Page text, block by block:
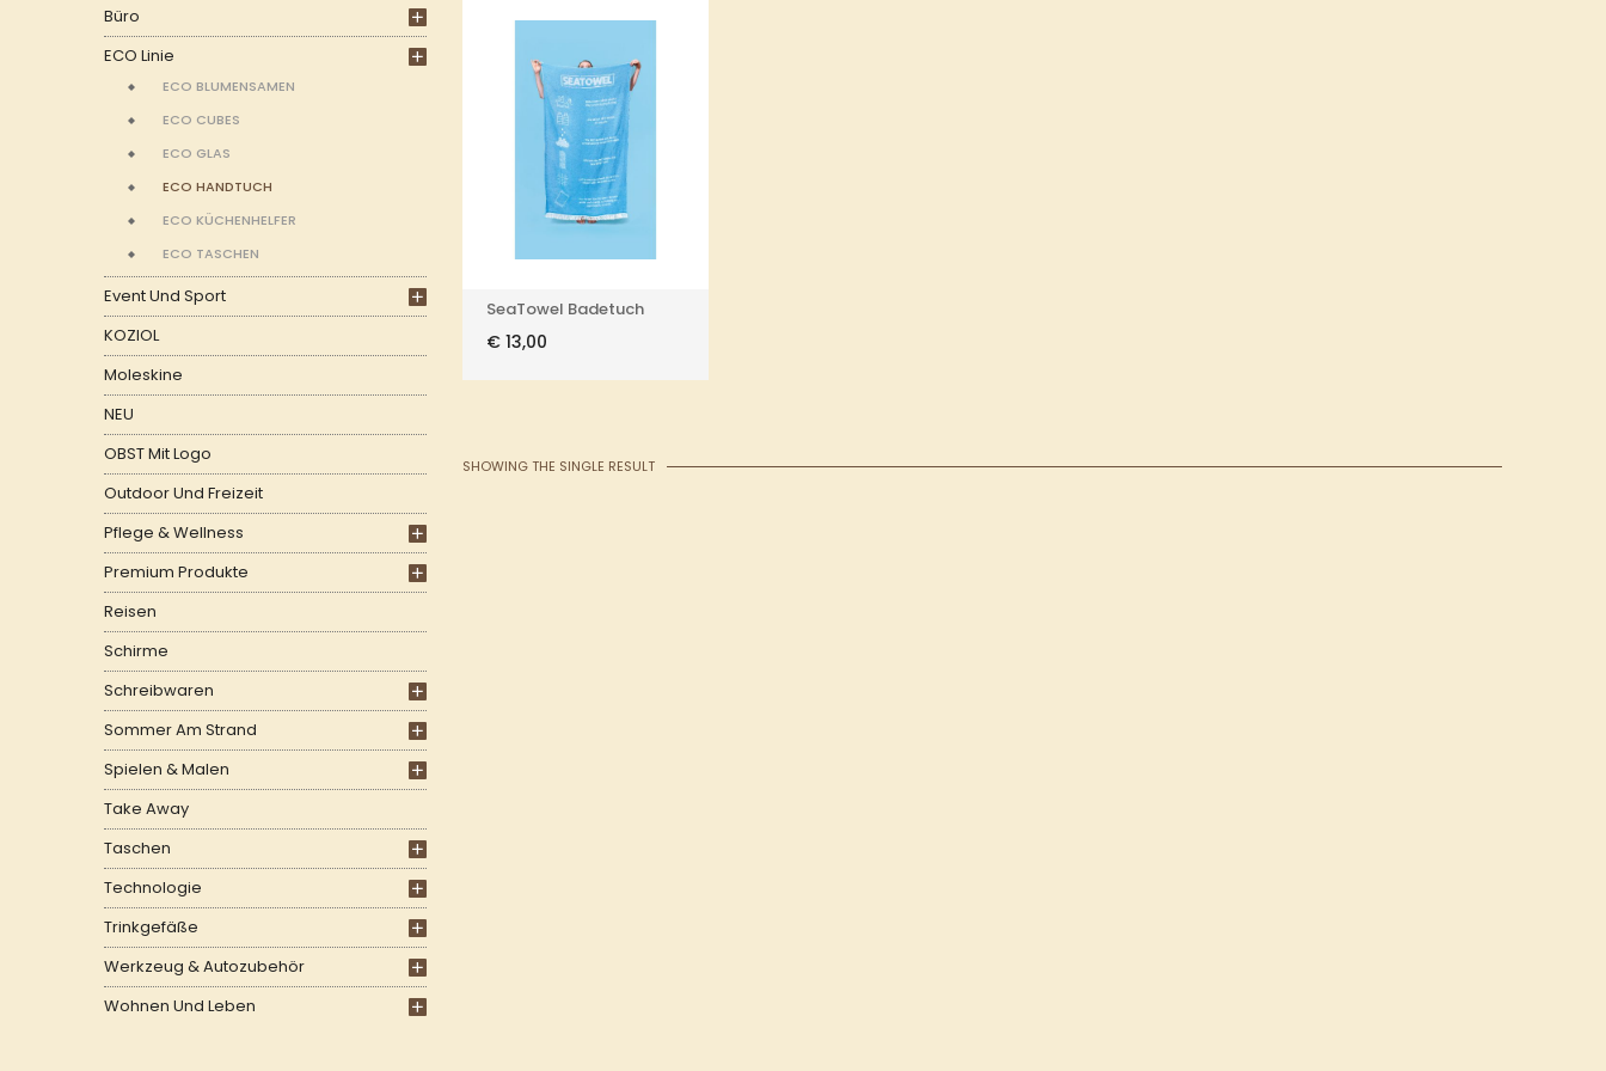
Büro
ECO Linie
ECO BLUMENSAMEN
ECO CUBES
ECO GLAS
ECO HANDTUCH
ECO KÜCHENHELFER
ECO TASCHEN
Event Und Sport
KOZIOL
Moleskine
NEU
OBST Mit Logo
Outdoor Und Freizeit
Pflege & Wellness
Premium Produkte
Reisen
Schirme
Schreibwaren
Sommer Am Strand
Spielen & Malen
Take Away
Taschen
Technologie
Trinkgefäße
Werkzeug & Autozubehör
Wohnen Und Leben
SeaTowel Badetuch
€ 13,00
SHOWING THE SINGLE RESULT